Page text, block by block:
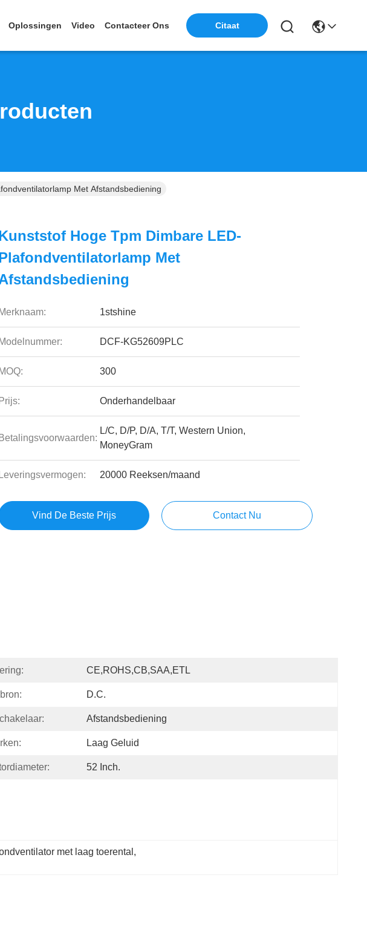
Oplossingen Video Contacteer Ons Citaat
Met Afstandsbediening
Hoge Tpm Dimbare LED-
Met
Merknaam: 1stshine
Modelnummer: DCF-KG52609PLC
MOQ: 300
Prijs: Onderhandelbaar
Betalingsvoorwaarden:
L/C, D/P, D/A, T/T, Western Union,
MoneyGram
Leveringsvermogen: 20000 Reeksen/maand
Vind De Beste Prijs Contact Nu
CE,ROHS,CB,SAA,ETL
D.C.
Afstandsbediening
Laag Geluid
52 Inch.
met laag toerental ,